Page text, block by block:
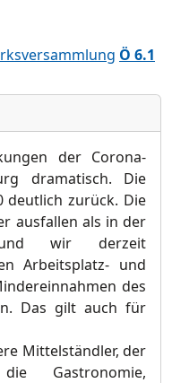
Ö 6.1
der Corona-
dramatisch. Die
deutlich zurück. Die
ausfallen als in der
und wir derzeit
Arbeitsplatz- und
des
Das gilt auch für
Mittelständler, der
Gastronomie,